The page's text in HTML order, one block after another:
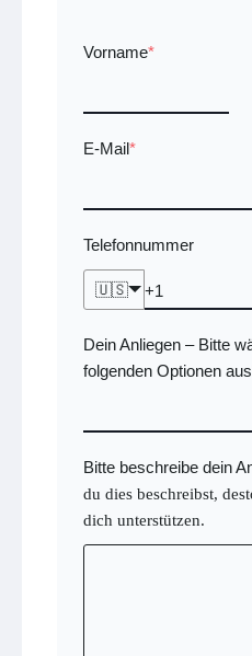
Vorname*
E-Mail*
Telefonnummer
🇺🇸
Dein Anliegen –Bitte
folgenden Optionen aus
Bitte beschreibe dein
du dies beschreibst,
dich unterstützen.